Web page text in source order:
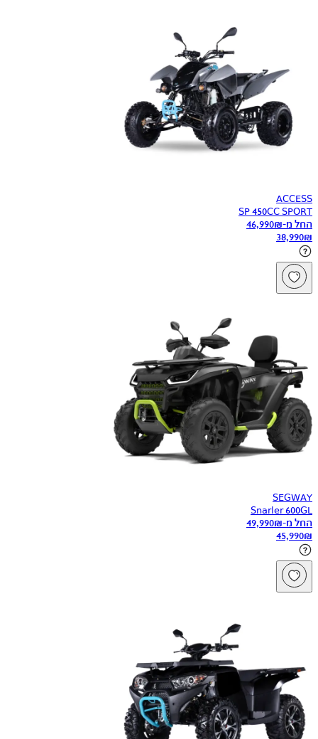
ACCESS
SP 450CC SPORT
החל מ-
46,990₪
38,990₪
SEGWAY
Snarler 600GL
החל מ-
49,990₪
45,990₪